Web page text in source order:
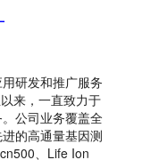
研发和推广服务
来，一直致力于
公司业务覆盖全
的高通量基因测
、Life Ion